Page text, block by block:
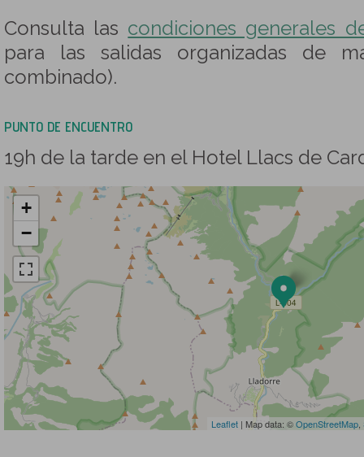
Consulta las condiciones generales
para las salidas organizadas de
combinado).
PUNTO DE ENCUENTRO
19h de la tarde en el Hotel Llacs de
+
−
Leaflet | Map data: ©OpenStreetMap